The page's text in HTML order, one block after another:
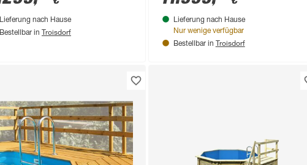
Lieferung nach Hause
Bestellbar in Troisdorf
Lieferung nach Hause
Nur wenige verfügbar
Bestellbar in Troisdorf